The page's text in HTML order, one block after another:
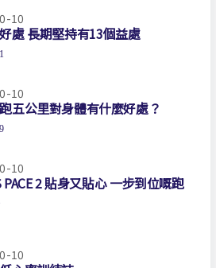
10
處 長期堅持有13個益處
10
五公里對身體有什麼好處？
10
PACE 2 貼身又貼心 一步到位嘅跑
10